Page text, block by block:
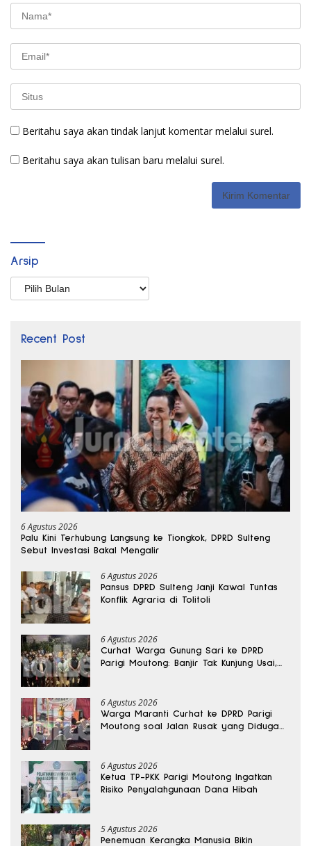
Beritahu saya akan tindak lanjut komentar melalui surel.
Beritahu saya akan tulisan baru melalui surel.
Arsip
Arsip
Recent Post
6 Agustus 2026
Palu Kini Terhubung Langsung ke Tiongkok, DPRD Sulteng
Sebut Investasi Bakal Mengalir
6 Agustus 2026
Pansus DPRD Sulteng Janji Kawal Tuntas
Konflik Agraria di Tolitoli
6 Agustus 2026
Curhat Warga Gunung Sari ke DPRD
Parigi Moutong: Banjir Tak Kunjung Usai,
6 Agustus 2026
Warga Maranti Curhat ke DPRD Parigi
Moutong soal Jalan Rusak yang Diduga
6 Agustus 2026
Ketua TP-PKK Parigi Moutong Ingatkan
Risiko Penyalahgunaan Dana Hibah
5 Agustus 2026
Penemuan Kerangka Manusia Bikin